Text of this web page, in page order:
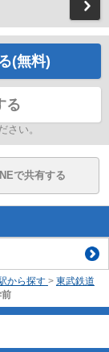
(無料)
る
さい。
で共有する
から探す > 東武鉄道
前